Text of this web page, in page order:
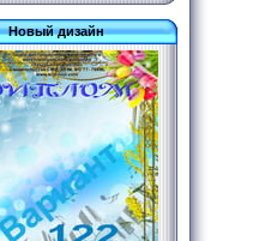
Новый дизайн